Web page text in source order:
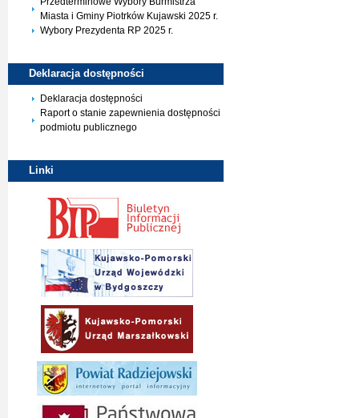
Miasta i Gminy Piotrków Kujawski 2025 r.
Wybory Prezydenta RP 2025 r.
Deklaracja dostępności
Deklaracja dostępności
Raport o stanie zapewnienia dostępności
podmiotu publicznego
Linki